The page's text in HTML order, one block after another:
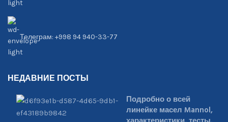
Телеграм: +998 94 940-33-77
НЕДАВНИЕ ПОСТЫ
Подробно о всей
линейке масел Mannol,